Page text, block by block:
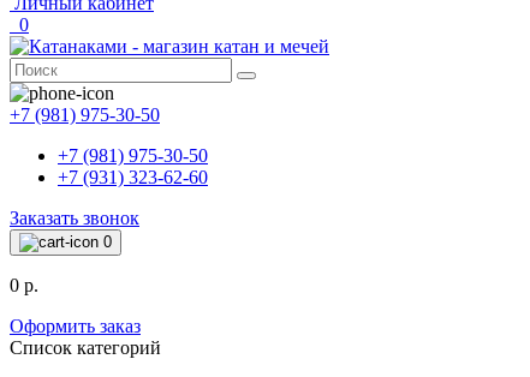
0
+7 (981) 975-30-50
+7 (981) 975-30-50
+7 (931) 323-62-60
Заказать звонок
0
0 р.
Оформить заказ
Список категорий